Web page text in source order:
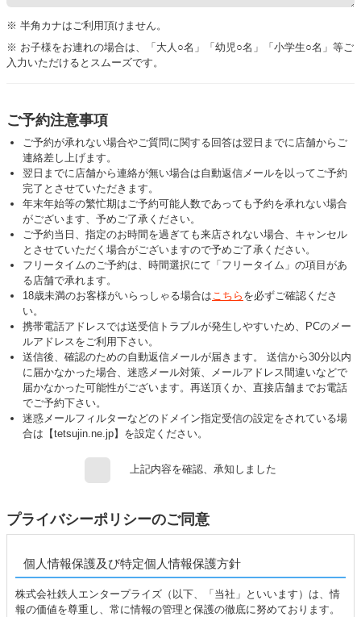
※ 半角カナはご利用頂けません。
※ お子様をお連れの場合は、「大人○名」「幼児○名」「小学生○名」等ご
入力いただけるとスムーズです。
ご予約注意事項
ご予約が承れない場合やご質問に関する回答は翌日までに店舗からご
連絡差し上げます。
翌日までに店舗から連絡が無い場合は自動返信メールを以ってご予約
完了とさせていただきます。
年末年始等の繁忙期はご予約可能人数であっても予約を承れない場合
がございます、予めご了承ください。
ご予約当日、指定のお時間を過ぎても来店されない場合、キャンセル
とさせていただく場合がございますので予めご了承ください。
フリータイムのご予約は、時間選択にて「フリータイム」の項目があ
る店舗で承れます。
18歳未満のお客様がいらっしゃる場合は こちら を必ずご確認くださ
い。
携帯電話アドレスでは送受信トラブルが発生しやすいため、PCのメー
ルアドレスをご利用下さい。
送信後、確認のための自動返信メールが届きます。 送信から30分以内
に届かなかった場合、迷惑メール対策、メールアドレス間違いなどで
届かなかった可能性がございます。再送頂くか、直接店舗までお電話
でご予約下さい。
迷惑メールフィルターなどのドメイン指定受信の設定をされている場
合は【tetsujin.ne.jp】を設定ください。
上記内容を確認、承知しました
プライバシーポリシーのご同意
個人情報保護及び特定個人情報保護方針
株式会社鉄人エンタープライズ（以下、「当社」といいます）は、情
報の価値を尊重し、常に情報の管理と保護の徹底に努めております。